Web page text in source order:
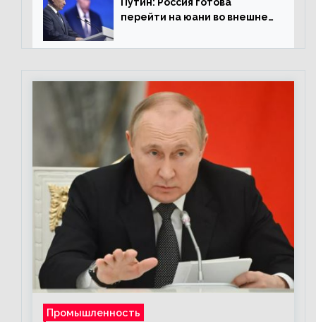
перейти на юани во внешней
Промышленность